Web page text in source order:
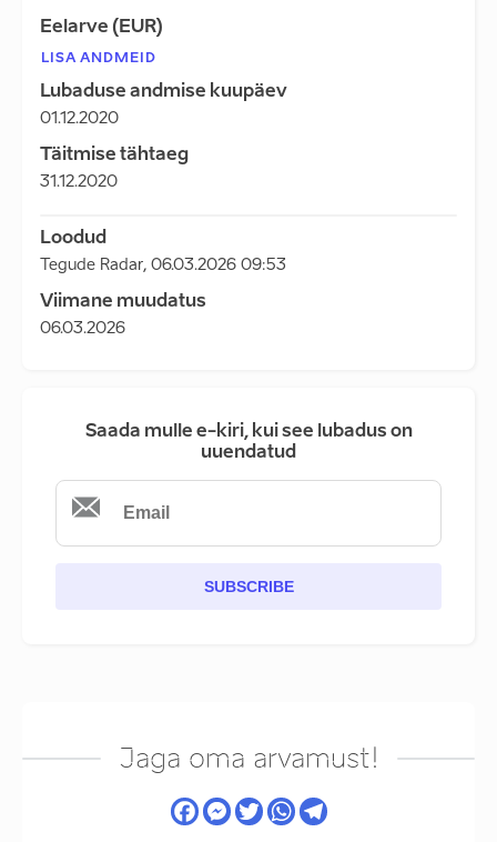
Eelarve (EUR)
LISA ANDMEID
Lubaduse andmise kuupäev
01.12.2020
Täitmise tähtaeg
31.12.2020
Loodud
Tegude Radar, 06.03.2026 09:53
Viimane muudatus
06.03.2026
Saada mulle e-kiri, kui see lubadus on
uuendatud
SUBSCRIBE
Jaga oma arvamust!